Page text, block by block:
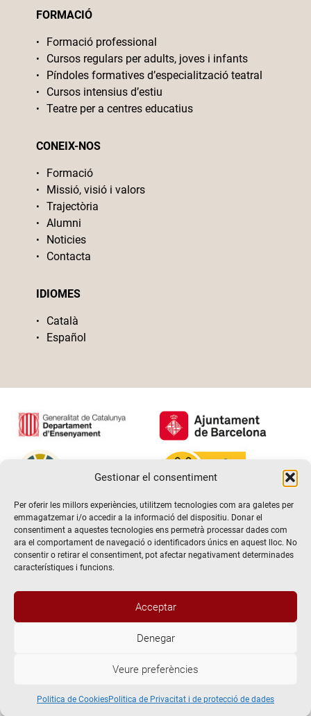
Gestionar el consentiment
Per oferir les millors experiències, utilitzem tecnologies com ara galetes per
emmagatzemar i/o accedir a la informació del dispositiu. Donar el
consentiment a aquestes tecnologies ens permetrà processar dades com
ara el comportament de navegació o identificadors únics en aquest lloc. No
consentir o retirar el consentiment, pot afectar negativament determinades
característiques i funcions.
Acceptar
Denegar
Veure preferències
Politica de CookiesPolitica de Privacitat i de protecció de dades
FORMACIÓ
Formació professional
Cursos regulars per adults, joves i infants
Píndoles formatives d’especialització teatral
Cursos intensius d’estiu
Teatre per a centres educatius
CONEIX-NOS
Formació
Missió, visió i valors
Trajectòria
Alumni
Noticies
Contacta
IDIOMES
Català
Español
@2026 Escola de teatre El Timbal. Tots els drets reservats
Avís Legal
Politica de Cookies